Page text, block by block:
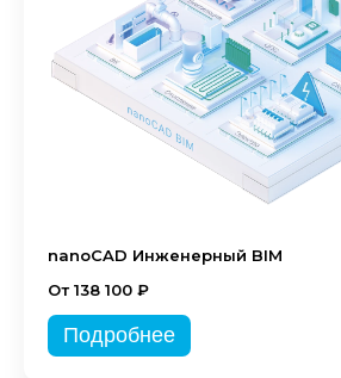
nanoCAD Инженерный BIM
От 138 100 ₽
Подробнее